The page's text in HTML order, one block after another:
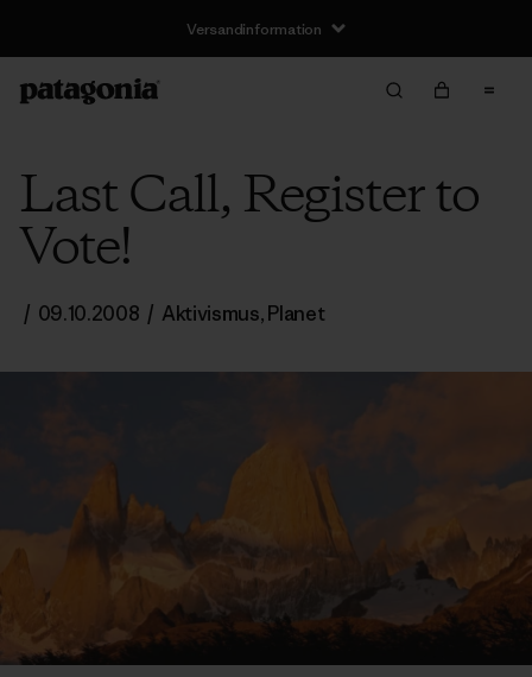
Versandinformation
Last Call, Register to
Vote!
/ 09.10.2008 / Aktivismus,Planet